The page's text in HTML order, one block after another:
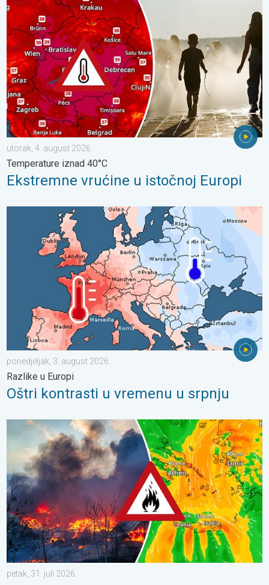
utorak, 4. august 2026.
Temperature iznad 40°C
Ekstremne vrućine u istočnoj Europi
Oštri kontrasti u vremenu u srpnju. Razlike u Europi. . .
ponedjeljak, 3. august 2026.
Razlike u Europi
Oštri kontrasti u vremenu u srpnju
Olujni vjetar rasplamsava vatru. Vruće i jak vjetar. . . petak, 31.
petak, 31. juli 2026.